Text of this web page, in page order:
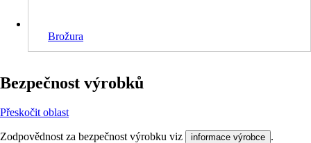
Brožura
Bezpečnost výrobků
Přeskočit oblast
Zodpovědnost za bezpečnost výrobku viz informace výrobce .